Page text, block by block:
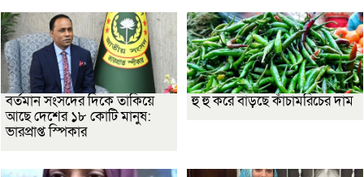
বর্তমান সংসদের দিকে তাকিয়ে
আছে দেশের ১৮ কোটি মানুষ:
ভারপ্রাপ্ত স্পিকার
হু হু করে বাড়ছে কাঁচামরিচের দাম